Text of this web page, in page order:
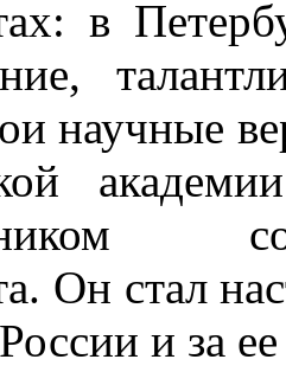
в
научные
Он стал
и за